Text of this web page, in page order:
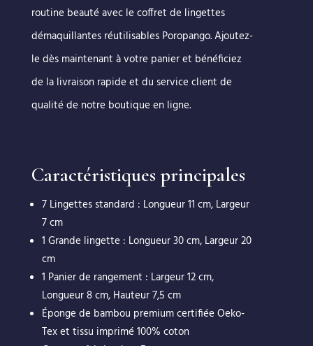
routine beauté avec le coffret de lingettes
démaquillantes réutilisables Poropango. Ajoutez-
le dès maintenant à votre panier et bénéficiez
de la livraison rapide et du service client de
qualité de notre boutique en ligne.
Caractéristiques principales
7 Lingettes standard : Longueur 11 cm, Largeur
7 cm
1 Grande lingette : Longueur 30 cm, Largeur 20
cm
1 Panier de rangement : Largeur 12 cm,
Longueur 8 cm, Hauteur 7,5 cm
Éponge de bambou premium certifiée Oeko-
Tex et tissu imprimé 100% coton